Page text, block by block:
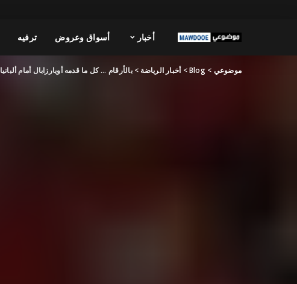
أخبار أسواق وعروض ترفيه
موضوعي >
Blog
> أخبار الرياضة >بالأرقام … كل ما قدمه أويارزابال أمام ألبانيا